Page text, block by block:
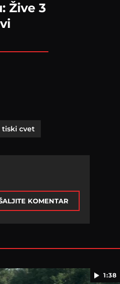
Žive 3
tiski cvet
KOMENTAR
1:38